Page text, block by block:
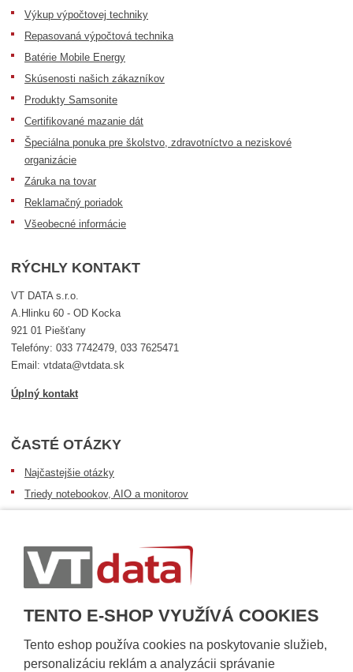
TENTO E-SHOP VYUŽÍVÁ COOKIES
Tento eshop používa cookies na poskytovanie služieb,
personalizáciu reklám a analyzácii správanie
Výkup výpočtovej techniky
Repasovaná výpočtová technika
Batérie Mobile Energy
Skúsenosti našich zákazníkov
Produkty Samsonite
Certifikované mazanie dát
Špeciálna ponuka pre školstvo, zdravotníctvo a neziskové
organizácie
Záruka na tovar
Reklamačný poriadok
Všeobecné informácie
RÝCHLY KONTAKT
VT DATA s.r.o.
A.Hlinku 60 - OD Kocka
921 01 Piešťany
Telefóny: 033 7742479, 033 7625471
Email: vtdata@vtdata.sk
Úplný kontakt
ČASTÉ OTÁZKY
Najčastejšie otázky
Triedy notebookov, AIO a monitorov
Dopravné podmienky
Sledovanie zásielok